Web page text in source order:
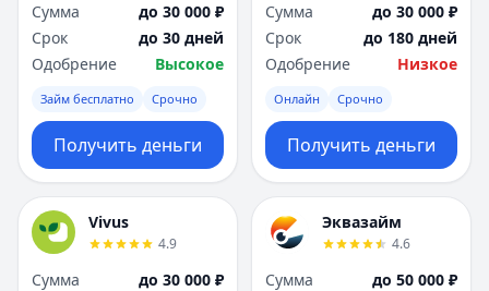
Сумма
до 30 000 ₽
Срок
до 30 дней
Одобрение
Высокое
Займ бесплатно Срочно
Получить деньги
Сумма
до 30 000 ₽
Срок
до 180 дней
Одобрение
Низкое
Онлайн Срочно
Получить деньги
Vivus
4.9
Сумма
до 30 000 ₽
Эквазайм
4.6
Сумма
до 50 000 ₽